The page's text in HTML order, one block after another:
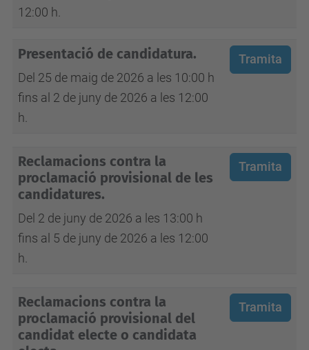
12:00 h
Presentació de candidatura.
Del 25 de maig de 2026 a les 10:00 h
fins al 2 de juny de 2026 a les 12:00
h.
Tramita
Reclamacions contra la
proclamació provisional de les
candidatures.
Del 2 de juny de 2026 a les 13:00 h
fins al 5 de juny de 2026 a les 12:00
h.
Tramita
Reclamacions contra la
proclamació provisional del
candidat electe o candidata
Tramita